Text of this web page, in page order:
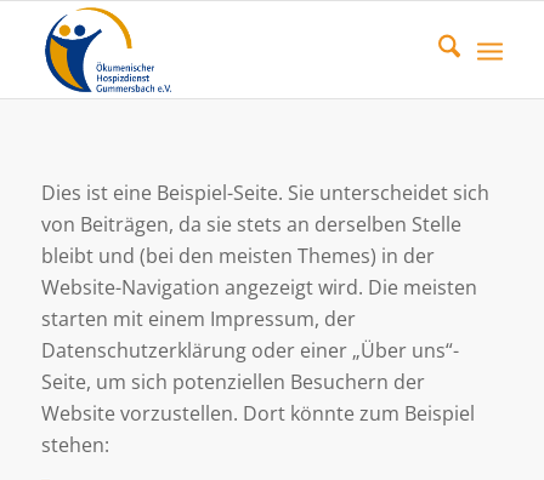
Dies ist eine Beispiel-Seite. Sie unterscheidet sich
von Beiträgen, da sie stets an derselben Stelle
bleibt und (bei den meisten Themes) in der
Website-Navigation angezeigt wird. Die meisten
starten mit einem Impressum, der
Datenschutzerklärung oder einer „Über uns“-
Seite, um sich potenziellen Besuchern der
Website vorzustellen. Dort könnte zum Beispiel
stehen: